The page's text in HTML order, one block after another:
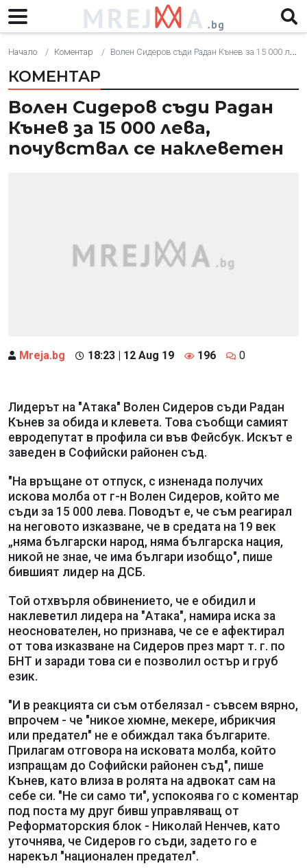
Начало Коментар Волен Сидеров съди Радан Кънев за 15 000 лева, почувствал се наклеветен
КОМЕНТАР
Волен Сидеров съди Радан
Кънев за 15 000 лева,
почувствал се наклеветен
Mreja.bg 18:23 | 12 Aug 19 196 0
Лидерът на "Атака" Волен Сидеров съди Радан
Кънев за обида и клевета. Това съобщи самият
евродепутат в профила си във Фейсбук. Искът е
заведен в Софийски районен съд.
"На връщане от отпуск, с изненада получих
искова молба от г-н Волен Сидеров, който ме
съди за 15 000 лева. Поводът е, че съм реагирал
на неговото изказване, че в средата на 19 век
„няма български народ, няма българска нация,
никой не знае, че има българи изобщо", пише
бившият лидер на ДСБ.
Той отхвърля обвинението, че е обидил и
наклеветил лидера на "Атака", намира иска за
неоснователен, но признава, че се е афектирал
от това изказване на Сидеров през март т. г. по
БНТ и заради това си е позволил остър и груб
език.
"И в реакцията си съм отбелязал - съвсем вярно,
впрочем - че "никое хюмне, мекере, ибрикчия
или предател" не е обиждал така българите.
Прилагам отговора на исковата молба, който
изпращам до Софийски районен съд", пише
Кънев, като влиза в ролята на адвокат сам на
себе си. "Не си само ти", успокоява го с коментар
под поста му друг бивш управляващ от
Реформаторския блок - Николай Ненчев, като
уточнява, че Сидеров го съди, задето го е
нарекъл "национален предател".